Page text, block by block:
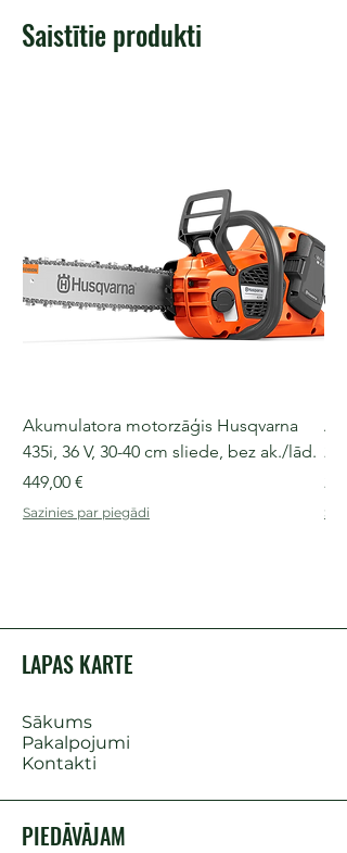
Saistītie produkti
Akumulatora motorzāģis Husqvarna
435i, 36 V, 30-40 cm sliede, bez ak./lād.
Cena
449,00 €
Sazinies par piegādi
LAPAS KARTE
Sākums
Pakalpojumi
Kontakti
PIEDĀVĀJAM